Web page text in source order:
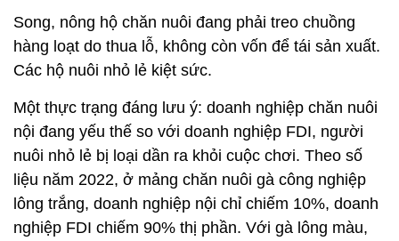
Song, nông hộ chăn nuôi đang phải treo chuồng
hàng loạt do thua lỗ, không còn vốn để tái sản xuất.
Các hộ nuôi nhỏ lẻ kiệt sức.
Một thực trạng đáng lưu ý: doanh nghiệp chăn nuôi
nội đang yếu thế so với doanh nghiệp FDI, người
nuôi nhỏ lẻ bị loại dần ra khỏi cuộc chơi. Theo số
liệu năm 2022, ở mảng chăn nuôi gà công nghiệp
lông trắng, doanh nghiệp nội chỉ chiếm 10%, doanh
nghiệp FDI chiếm 90% thị phần. Với gà lông màu,